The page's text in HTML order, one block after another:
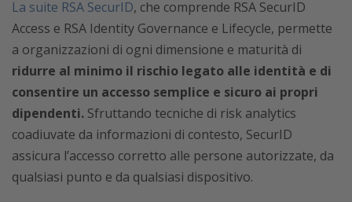
La suite RSA SecurID, che comprende RSA SecurID
Access e RSA Identity Governance e Lifecycle, permette
a organizzazioni di ogni dimensione e maturità di
ridurre al minimo il rischio legato alle identità e di
consentire un accesso semplice e sicuro ai propri
dipendenti. Sfruttando tecniche di risk analytics
coadiuvate da informazioni di contesto, SecurID
assicura l’accesso corretto alle persone autorizzate, da
qualsiasi punto e da qualsiasi dispositivo.